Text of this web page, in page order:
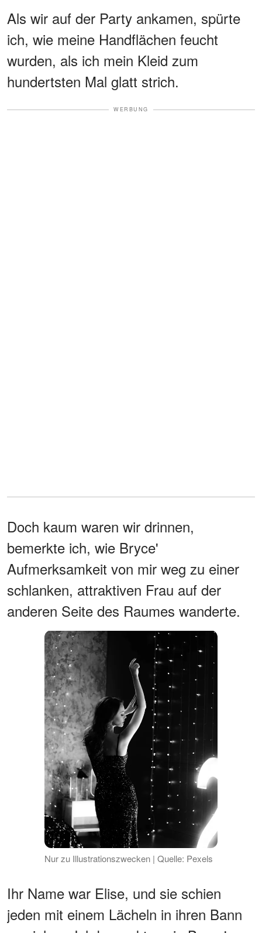
Als wir auf der Party ankamen, spürte
ich, wie meine Handflächen feucht
wurden, als ich mein Kleid zum
hundertsten Mal glatt strich.
WERBUNG
Doch kaum waren wir drinnen,
bemerkte ich, wie Bryce'
Aufmerksamkeit von mir weg zu einer
schlanken, attraktiven Frau auf der
anderen Seite des Raumes wanderte.
Nur zu Illustrationszwecken | Quelle: Pexels
Ihr Name war Elise, und sie schien
jeden mit einem Lächeln in ihren Bann